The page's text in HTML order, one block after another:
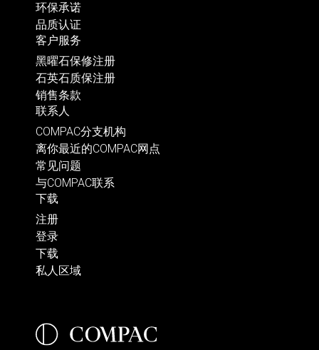
环保承诺
品质认证
客户服务
黑曜石保修注册
石英石质保注册
销售条款
联系人
COMPAC分支机构
离你最近的COMPAC网点
常见问题
与COMPAC联系
下载
注册
登录
下载
私人区域